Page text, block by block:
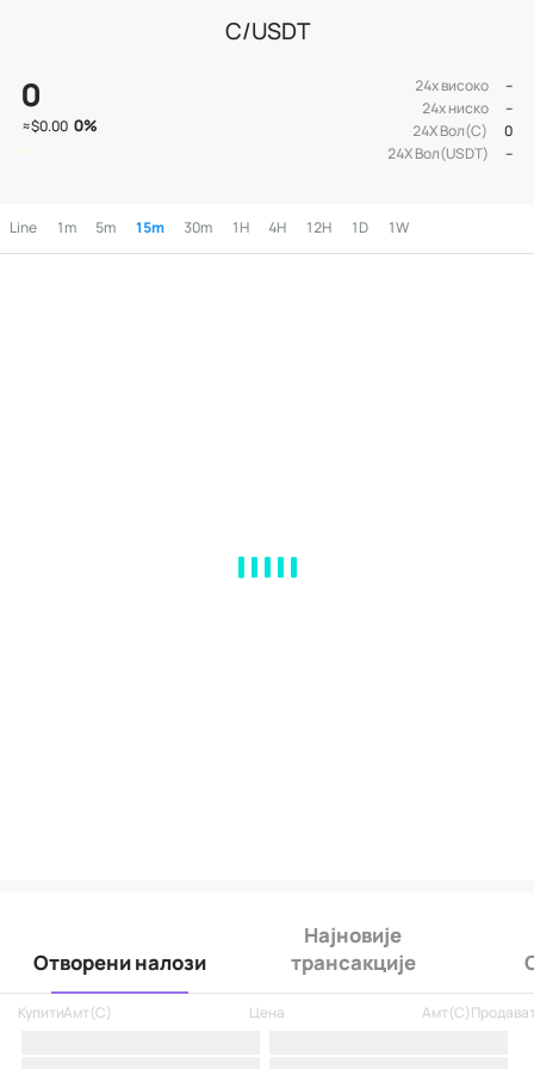
C/USDT
0
≈$0.00 0%
24х високо
--
24х ниско
--
24Х Вол(C)
0
24Х Вол(USDT)
--
Line 1m 5m 15m 30m 1H 4H 12H 1D 1W
Отворени налози
Најновије
трансакције
КупитиАмт (C) Цена Амт (C)